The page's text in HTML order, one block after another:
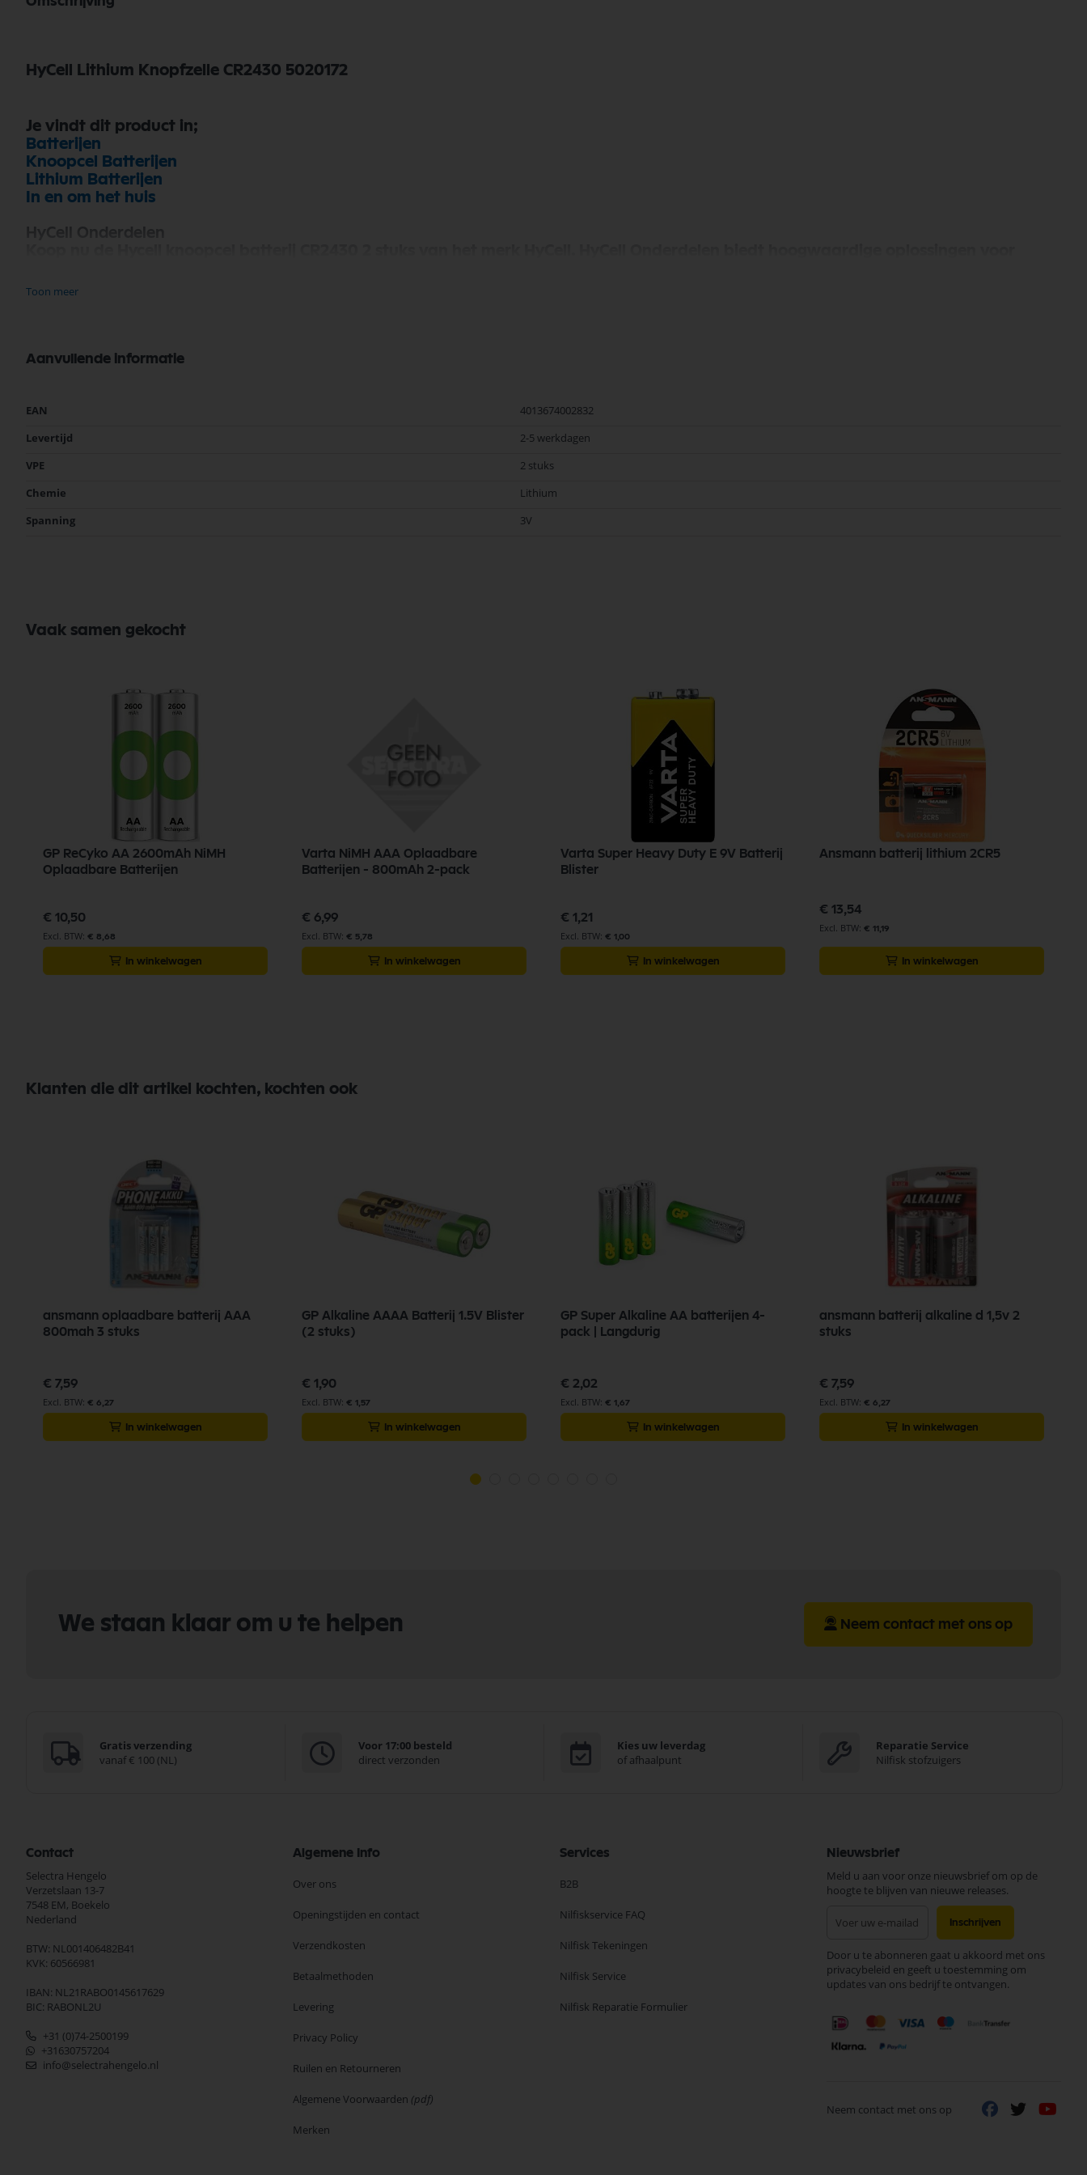
HyCell Lithium Knopfzelle CR2430 5020172
Je vindt dit product in;
Batterijen
Knoopcel Batterijen
Lithium Batterijen
In en om het huis
betrouwbaarheid van HyCell Onderdelen vandaag nog en bestel eenvoudig online.
Toon meer
Aanvullende informatie
Meer
EAN
4013674002832
Levertijd
2-5 werkdagen
VPE
2 stuks
Chemie
Lithium
Spanning
3V
Vaak samen gekocht
GP ReCyko AA 2600mAh NiMH
Oplaadbare Batterijen
€ 10,50
€ 8,68
In winkelwagen
Varta NiMH AAA Oplaadbare
Batterijen - 800mAh 2-pack
€ 6,99
€ 5,78
In winkelwagen
Varta Super Heavy Duty E 9V Batterij
Blister
€ 1,21
€ 1,00
In winkelwagen
Ansmann batterij lithium 2CR5
€ 13,54
€ 11,19
In winkelwagen
Klanten die dit artikel kochten, kochten ook
ansmann oplaadbare batterij AAA
800mah 3 stuks
€ 7,59
€ 6,27
In winkelwagen
GP Alkaline AAAA Batterij 1.5V Blister
(2 stuks)
€ 1,90
€ 1,57
In winkelwagen
GP Super Alkaline AA batterijen 4-
pack | Langdurig
€ 2,02
€ 1,67
In winkelwagen
ansmann batterij alkaline d 1,5v 2
stuks
€ 7,59
€ 6,27
In winkelwagen
We staan klaar om u te helpen Neem contact met ons op
Gratis verzending
vanaf € 100 (NL)
Voor 17:00 besteld
direct verzonden
Kies uw leverdag
of afhaalpunt
Reparatie Service
Nilfisk stofzuigers
Contact
Selectra Hengelo
Verzetslaan 13-7
7548 EM, Boekelo
Nederland
BTW: NL001406482B41
KVK: 60566981
IBAN: NL21RABO0145617629
BIC: RABONL2U
+31 (0)74-2500199
+31630757204
info@selectrahengelo.nl
Algemene Info
Over ons
Openingstijden en contact
Verzendkosten
Betaalmethoden
Levering
Privacy Policy
Ruilen en Retourneren
Algemene Voorwaarden (pdf)
Merken
Services
B2B
Nilfiskservice FAQ
Nilfisk Tekeningen
Nilfisk Service
Nilfisk Reparatie Formulier
Nieuwsbrief
Meld u aan voor onze nieuwsbrief om op de
hoogte te blijven van nieuwe releases.
onze
nieuwsbrief
Inschrijven
Door u te abonneren gaat u akkoord met ons
privacybeleid en geeft u toestemming om
updates van ons bedrijf te ontvangen.
Neem contact met ons op